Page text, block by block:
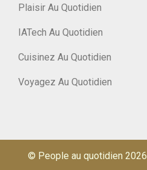
Plaisir Au Quotidien
IATech Au Quotidien
Cuisinez Au Quotidien
Voyagez Au Quotidien
© People au quotidien 2026